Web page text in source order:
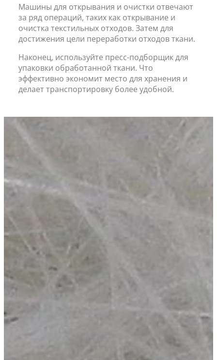
Машины для открывания и очистки отвечают
за ряд операций, таких как открывание и
очистка текстильных отходов. Затем для
достижения цели переработки отходов ткани.
Наконец, используйте пресс-подборщик для
упаковки обработанной ткани. Что
эффективно экономит место для хранения и
делает транспортировку более удобной.